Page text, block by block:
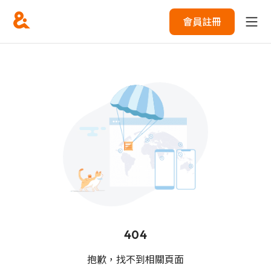
會員註冊
404
抱歉，找不到相關頁面